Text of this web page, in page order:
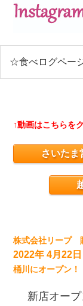
☆食べログペー
↑動画はこちらを
さいた
株式会社リープ
2022年 4月22日
桶川にオープン！
新店オ